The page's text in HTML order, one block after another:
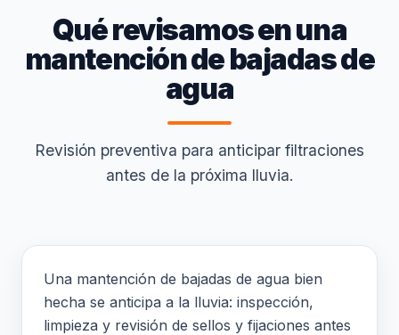
Qué revisamos en una
mantención de bajadas de
agua
Revisión preventiva para anticipar filtraciones
antes de la próxima lluvia.
Una mantención de bajadas de agua bien
hecha se anticipa a la lluvia: inspección,
limpieza y revisión de sellos y fijaciones antes